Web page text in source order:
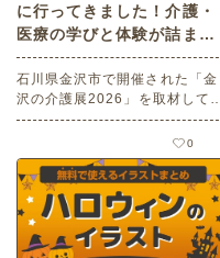
に行ってきました！介護・
医療の学びと体験が詰まっ
た1日。
石川県金沢市で開催された「金
沢の介護展2026」を取材してき
ました。医師による人気講演か
ら、気軽に参加できるミニ講
座、体験型の企業ブースまで、
介護・医療・健康の“学び・体
験・相談”が一度にできる、見ど
ころ満載のイベントの様子をレ
ポートします。
0